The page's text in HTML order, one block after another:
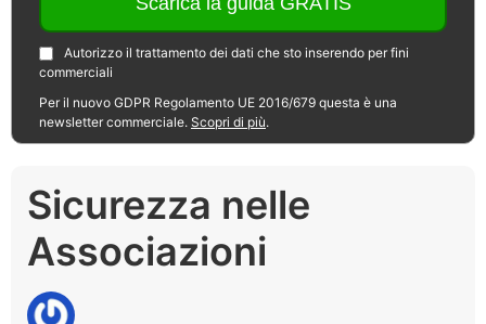
Autorizzo il trattamento dei dati che sto inserendo per fini
commerciali
Per il nuovo GDPR Regolamento UE 2016/679 questa è una
newsletter commerciale. Scopri di più.
Sicurezza nelle
Associazioni